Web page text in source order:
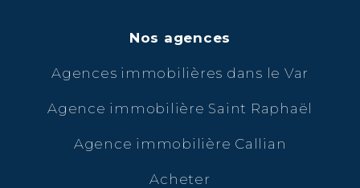
Nos agences
Agences immobilières dans le Var
Agence immobilière Saint Raphaël
Agence immobilière Callian
Acheter